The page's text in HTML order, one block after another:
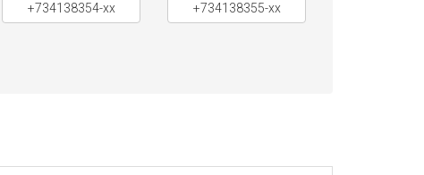
+734138354-xx +734138355-xx